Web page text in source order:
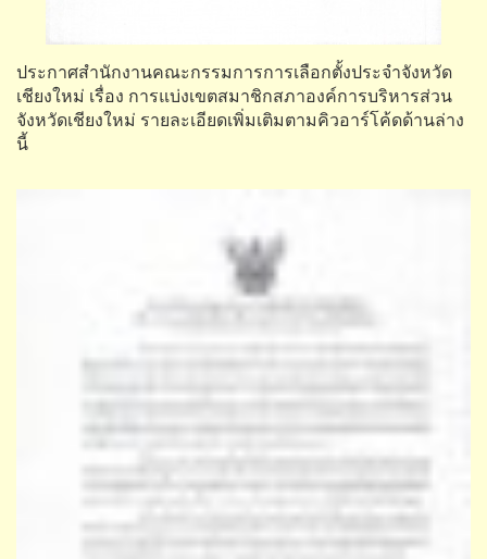
ประกาศสำนักงานคณะกรรมการการเลือกตั้งประจำจังหวัด
เชียงใหม่ เรื่อง การแบ่งเขตสมาชิกสภาองค์การบริหารส่วน
จังหวัดเชียงใหม่ รายละเอียดเพิ่มเติมตามคิวอาร์โค้ดด้านล่าง
นี้